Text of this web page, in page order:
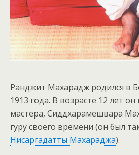
Ранджит Махарадж родился в
1913 года. В возрасте 12 лет он
мастера, Сиддхарамешвара
гуру своего времени (он был
Нисаргадатты Махараджа).